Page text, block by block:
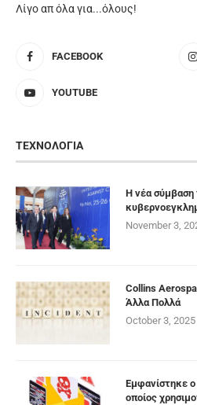
Λίγο απ όλα για...όλους!
FACEBOOK
YOUTUBE
ΤΕΧΝΟΛΟΓΙΑ
Η νέα σύμβαση
November 3,
Collins
Άλλα Πολλά
October 3, 2025
Εμφανίστηκε
οποίος